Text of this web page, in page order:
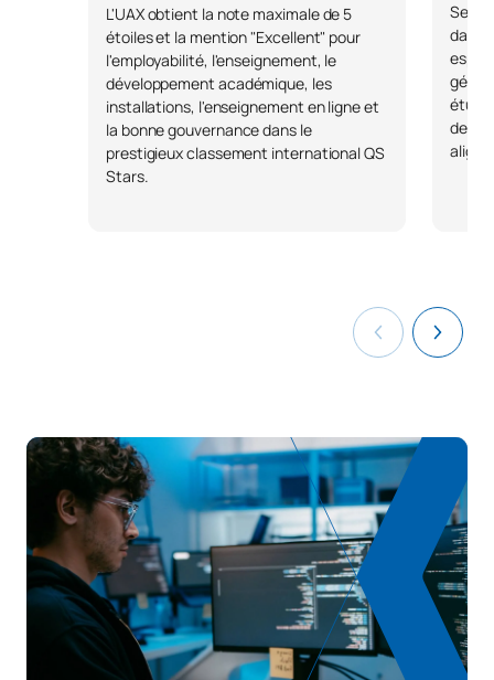
L'UAX obtient la note maximale de 5
étoiles et la mention "Excellent" pour
l'employabilité, l'enseignement, le
développement académique, les
installations, l'enseignement en ligne et
la bonne gouvernance dans le
prestigieux classement international QS
Stars.
Selon
dans
des